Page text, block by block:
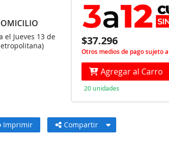
el Jueves 13 de
$37.296
Otros medios de pago sujeto
Agregar al Carro
20 unidades
Imprimir Compartir